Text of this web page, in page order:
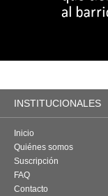
INSTITUCIONALES
Inicio
Quiénes somos
Suscripción
FAQ
Contacto